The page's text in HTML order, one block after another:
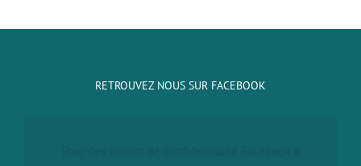
RETROUVEZ NOUS SUR FACEBOOK